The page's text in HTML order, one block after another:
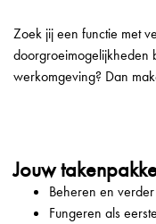
Zoek jij een functie met
doorgroeimogelijkheden
werkomgeving? Dan
Jouw
Beheren en
Fungeren als